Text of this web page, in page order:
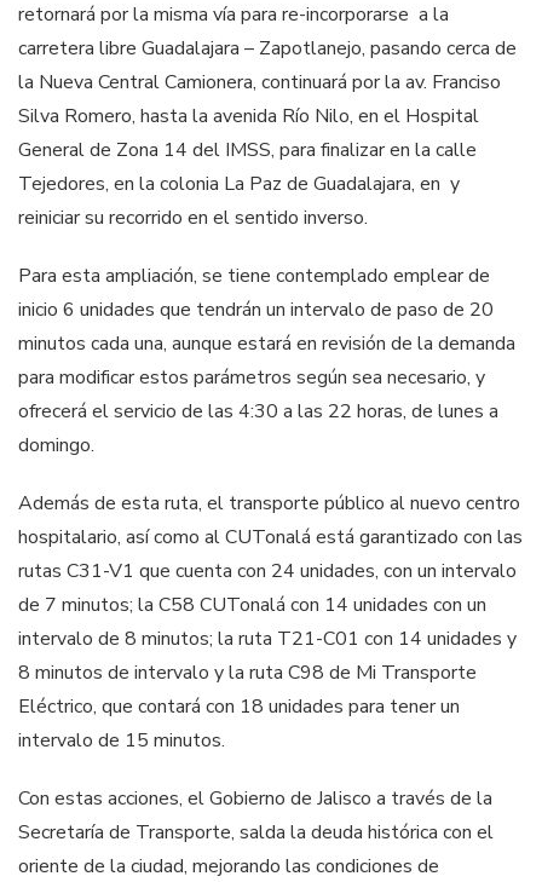
retornará por la misma vía para re-incorporarse a la
carretera libre Guadalajara – Zapotlanejo, pasando cerca de
la Nueva Central Camionera, continuará por la av. Franciso
Silva Romero, hasta la avenida Río Nilo, en el Hospital
General de Zona 14 del IMSS, para finalizar en la calle
Tejedores, en la colonia La Paz de Guadalajara, en y
reiniciar su recorrido en el sentido inverso.
Para esta ampliación, se tiene contemplado emplear de
inicio 6 unidades que tendrán un intervalo de paso de 20
minutos cada una, aunque estará en revisión de la demanda
para modificar estos parámetros según sea necesario, y
ofrecerá el servicio de las 4:30 a las 22 horas, de lunes a
domingo.
Además de esta ruta, el transporte público al nuevo centro
hospitalario, así como al CUTonalá está garantizado con las
rutas C31-V1 que cuenta con 24 unidades, con un intervalo
de 7 minutos; la C58 CUTonalá con 14 unidades con un
intervalo de 8 minutos; la ruta T21-C01 con 14 unidades y
8 minutos de intervalo y la ruta C98 de Mi Transporte
Eléctrico, que contará con 18 unidades para tener un
intervalo de 15 minutos.
Con estas acciones, el Gobierno de Jalisco a través de la
Secretaría de Transporte, salda la deuda histórica con el
oriente de la ciudad, mejorando las condiciones de